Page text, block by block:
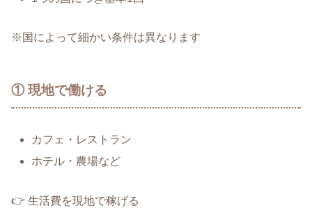
※国によって細かい条件は異なります
① 現地で働ける
カフェ・レストラン
ホテル・農場など
👉 生活費を現地で稼げる